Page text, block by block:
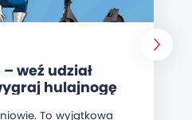
weź udział
hulajnogę
To wyjątkowa